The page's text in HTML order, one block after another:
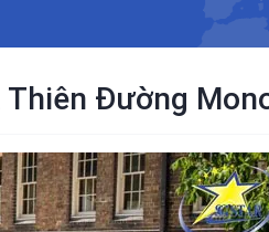
Thiên Đường